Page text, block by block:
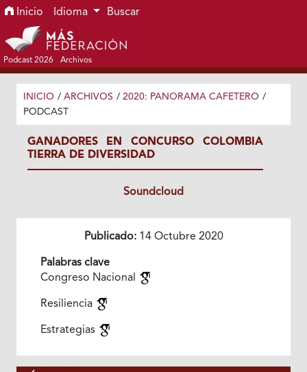
Ir al menú de navegación principal
Ir al contenido principal
Ir al pie de página del sitio
Inicio Idioma Buscar
Podcast 2026 Archivos
INICIO / ARCHIVOS / 2020: PANORAMA CAFETERO /
PODCAST
GANADORES EN CONCURSO COLOMBIA
TIERRA DE DIVERSIDAD
Soundcloud
Publicado:14 Octubre 2020
Palabras clave
Congreso Nacional
Resiliencia
Estrategias